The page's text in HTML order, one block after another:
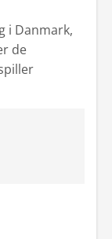
i Danmark,
de